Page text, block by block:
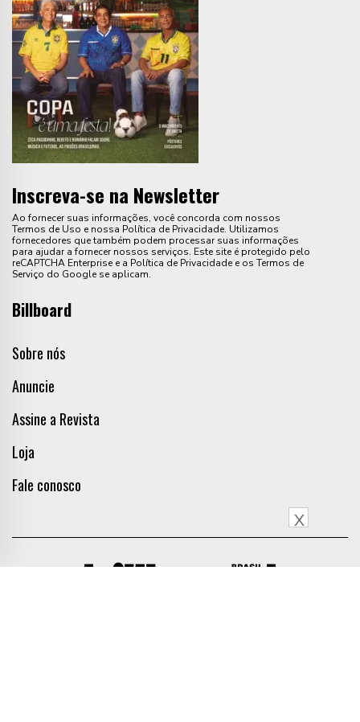
Inscreva-se na Newsletter
Ao fornecer suas informações, você concorda com nossos
Termos de Uso e nossa Política de Privacidade. Utilizamos
fornecedores que também podem processar suas informações
para ajudar a fornecer nossos serviços. Este site é protegido pelo
reCAPTCHA Enterprise e a Política de Privacidade e os Termos de
Serviço do Google se aplicam.
Billboard
Sobre nós
Anuncie
Assine a Revista
Loja
Fale conosco
X